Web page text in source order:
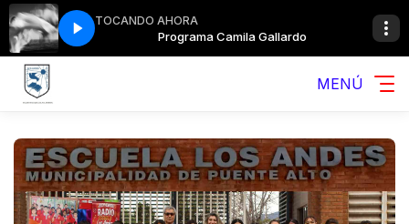
TOCANDO AHORA
Gallardo Programa Camila Gallardo
MENÚ